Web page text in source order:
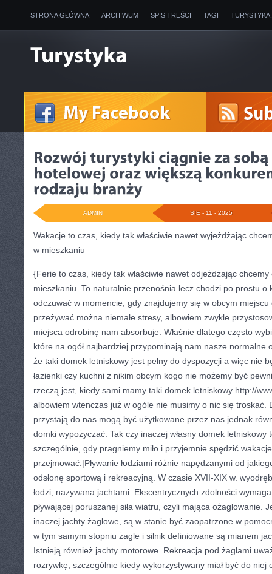
STRONA GŁÓWNA ARCHIWUM SPIS TREŚCI TAGI
SIE - 11 - 2025
ADMIN
Wakacje to czas, kiedy tak właściwie nawet wyjeżdżając
w mieszkaniu
{Ferie to czas, kiedy tak właściwie nawet odjeżdżając
mieszkaniu. To naturalnie przenośnia lecz chodzi po prostu o
odczuwać w momencie, gdy znajdujemy się w obcym
przeżywać można niemałe stresy, albowiem zwykle
miejsca odrobinę nam absorbuje. Właśnie dlatego często
które na ogół najbardziej przypominają nam nasze normalne
że taki domek letniskowy jest pełny do dyspozycji a więc nie
łazienki czy kuchni z nikim obcym kogo nie możemy być
rzeczą jest, kiedy sami mamy taki domek letniskowy http://
albowiem wtenczas już w ogóle nie musimy o nic się troskać.
przystają do nas mogą być użytkowane przez nas jednak
domki wypożyczać. Tak czy inaczej własny domek letniskowy
szczególnie, gdy pragniemy miło i przyjemnie spędzić
przejmować.|Pływanie łodziami różnie napędzanymi od
odsłonę sportową i rekreacyjną. W czasie XVII-XIX w.
łodzi, nazywana jachtami. Ekscentrycznych zdolności
pływającej poruszanej siła wiatru, czyli mająca ożaglowanie.
inaczej jachty żaglowe, są w stanie być zaopatrzone w
w tym samym stopniu żagle i silnik definiowane są mianem
Istnieją również jachty motorowe. Rekreacja pod żaglami
rozrywkę, szczególnie kiedy wykorzystywany miał być do niej